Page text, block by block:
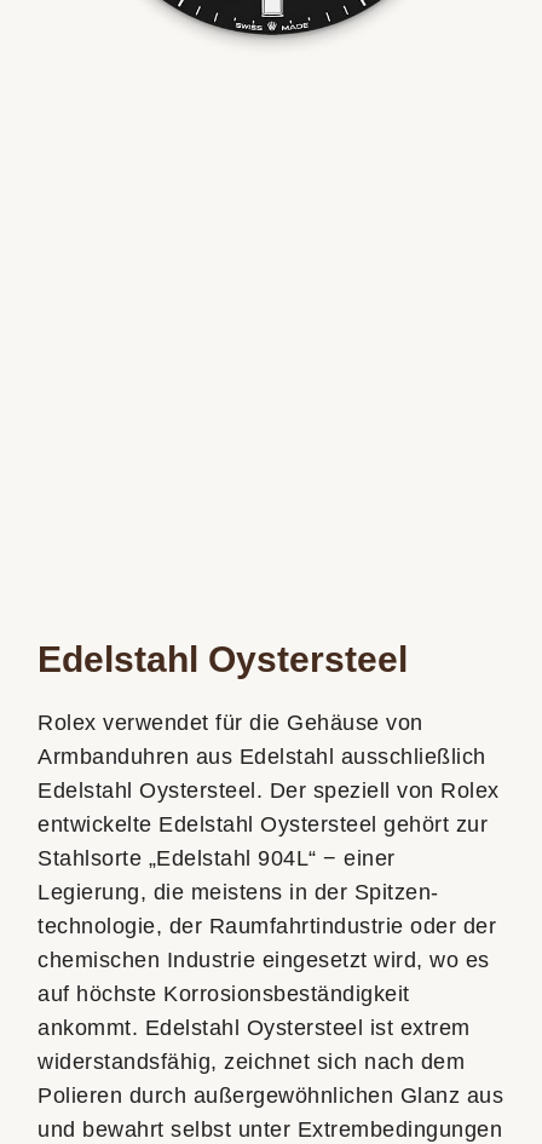
Edelstahl Oystersteel
Rolex verwendet für die Gehäuse von
Armbanduhren aus Edelstahl ausschließlich
Edelstahl Oystersteel. Der speziell von Rolex
entwickelte Edelstahl Oystersteel gehört zur
Stahlsorte „Edelstahl 904L“ − einer
Legierung, die meistens in der Spitzen­
technologie, der Raumfahrt­industrie oder der
chemischen Industrie eingesetzt wird, wo es
auf höchste Korrosions­beständigkeit
ankommt. Edelstahl Oystersteel ist extrem
widerstandsfähig, zeichnet sich nach dem
Polieren durch außergewöhnlichen Glanz aus
und bewahrt selbst unter Extrem­bedingungen